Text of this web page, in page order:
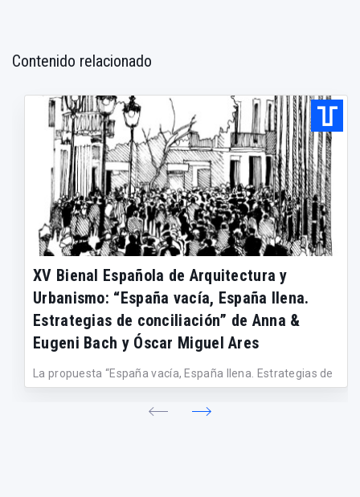
Contenido relacionado
XV Bienal Española de Arquitectura y
Urbanismo: “España vacía, España llena.
Estrategias de conciliación” de Anna &
Eugeni Bach y Óscar Miguel Ares
La propuesta “España vacía, España llena. Estrategias de